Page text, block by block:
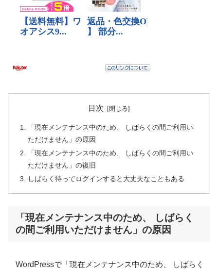
目次
「現在メンテナンス中のため、 しばらくの間ご利用い
ただけません」の原因
「現在メンテナンス中のため、 しばらくの間ご利用い
ただけません」の復旧
しばらく待ってログインすると大丈夫なこともある
「現在メンテナンス中のため、 しばらく
の間ご利用いただけません」の原因
WordPressで「現在メンテナンス中のため、 しばらく